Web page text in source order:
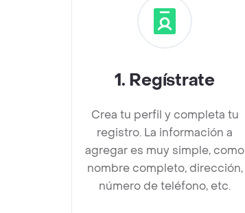
1. Regístrate
Crea tu perfil y completa tu
registro. La información a
agregar es muy simple, como
nombre completo, dirección,
número de teléfono, etc.